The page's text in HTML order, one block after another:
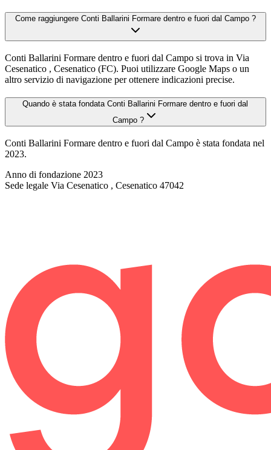
Come raggiungere Conti Ballarini Formare dentro e fuori dal Campo ?
Conti Ballarini Formare dentro e fuori dal Campo si trova in Via
Cesenatico , Cesenatico (FC). Puoi utilizzare Google Maps o un
altro servizio di navigazione per ottenere indicazioni precise.
Quando è stata fondata Conti Ballarini Formare dentro e fuori dal
Campo ?
Conti Ballarini Formare dentro e fuori dal Campo è stata fondata nel
2023.
Anno di fondazione 2023
Sede legale Via Cesenatico , Cesenatico 47042